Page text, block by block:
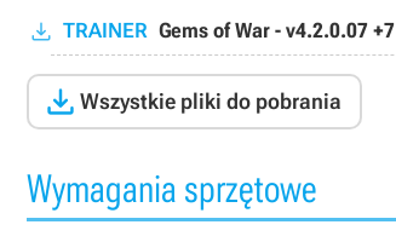
TRAINER Gems of War - v4.2.0.07
 Wszystkie pliki do pobrania
Wymagania sprzętowe